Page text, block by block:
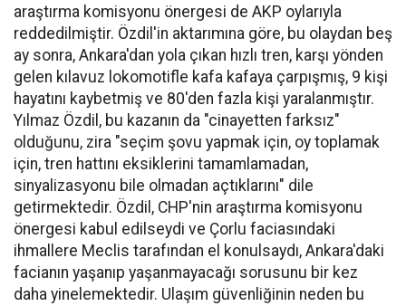
araştırma komisyonu önergesi de AKP oylarıyla
reddedilmiştir. Özdil'in aktarımına göre, bu olaydan beş
ay sonra, Ankara'dan yola çıkan hızlı tren, karşı yönden
gelen kılavuz lokomotifle kafa kafaya çarpışmış, 9 kişi
hayatını kaybetmiş ve 80'den fazla kişi yaralanmıştır.
Yılmaz Özdil, bu kazanın da "cinayetten farksız"
olduğunu, zira "seçim şovu yapmak için, oy toplamak
için, tren hattını eksiklerini tamamlamadan,
sinyalizasyonu bile olmadan açtıklarını" dile
getirmektedir. Özdil, CHP'nin araştırma komisyonu
önergesi kabul edilseydi ve Çorlu faciasındaki
ihmallere Meclis tarafından el konulsaydı, Ankara'daki
facianın yaşanıp yaşanmayacağı sorusunu bir kez
daha yinelemektedir. Ulaşım güvenliğinin neden bu